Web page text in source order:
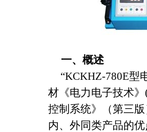
一、概述
“KCKHZ-780E型
材《电力电子技术》
控制系统》（第三
内、外同类产品的